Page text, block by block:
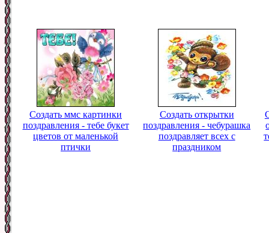
Создать ммс картинки
поздравления - тебе букет
цветов от маленькой
птички
Создать открытки
поздравления - чебурашка
поздравляет всех с
праздником